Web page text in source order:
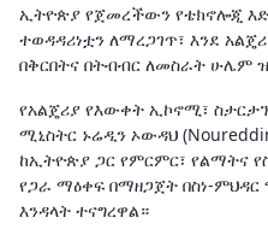
ኢትዮጵያ የጀመረችውን የቴክኖሎጂ
ተወዳዳሪነቷን ለማረጋገጥ፣ እንደ
በቅርበትና በትብብር ለመስራት ሁሌም
የአልጄሪያ የእውቀት ኢኮኖሚ፣
ሚኒስትር ኑሬዲን ኦውዳህ
ከኢትዮጵያ ጋር የምርምር፣ የልማትና
የጋራ ማዕቀፍ በማዘጋጀት በስነ-ምህዳር
እንዳላት ተናግረዋል።